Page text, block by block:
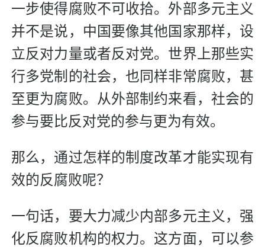
一步使得腐败不可收拾。外部多元主义
并不是说，中国要像其他国家那样，设
立反对力量或者反对党。世界上那些实
行多党制的社会，也同样非常腐败，甚
至更为腐败。从外部制约来看，社会的
参与要比反对党的参与更为有效。
那么，通过怎样的制度改革才能实现有
效的反腐败呢？
一句话，要大力减少内部多元主义，强
化反腐败机构的权力。这方面，可以参